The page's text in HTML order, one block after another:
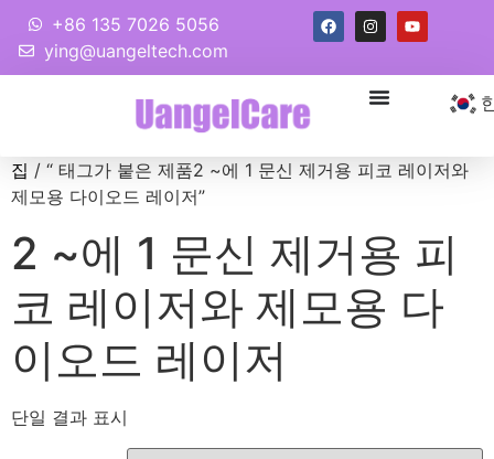
+86 135 7026 5056
ying@uangeltech.com
집 / “ 태그가 붙은 제품2 ~에 1 문신 제거용 피코 레이저와
제모용 다이오드 레이저”
2 ~에 1 문신 제거용 피
코 레이저와 제모용 다
이오드 레이저
단일 결과 표시